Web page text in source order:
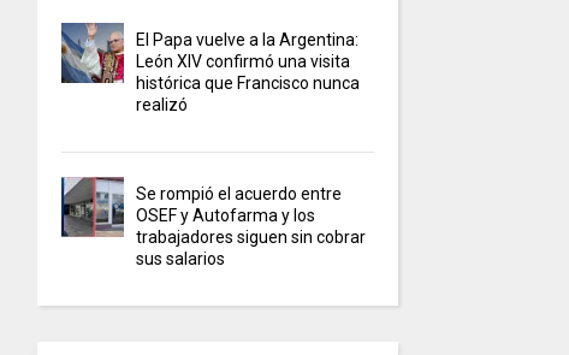
El Papa vuelve a la Argentina:
León XIV confirmó una visita
histórica que Francisco nunca
realizó
Se rompió el acuerdo entre
OSEF y Autofarma y los
trabajadores siguen sin cobrar
sus salarios